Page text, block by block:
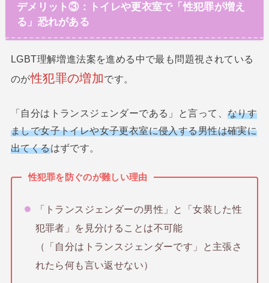
デメリット③：トイレや更衣室で「性犯罪が増え
る」恐れがある
LGBT理解増進法案を進める中で最も問題視されている
のが性犯罪の増加です。
「自分はトランスジェンダーである」と言って、 なりす
ましで女子トイレや女子更衣室に侵入する男性は確実に
出てくるはずです。
性犯罪を防ぐのが難しい理由
「トランスジェンダーの男性」と「女装した性
犯罪者」を見分けることは不可能
（「自分はトランスジェンダーです」と主張さ
れたら何も言い返せない）